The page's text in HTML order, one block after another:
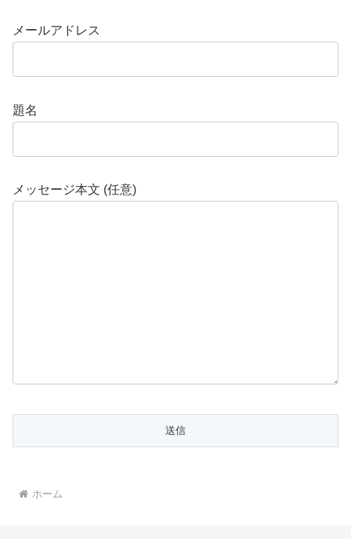
メールアドレス
題名
メッセージ本文 (任意)
ホーム